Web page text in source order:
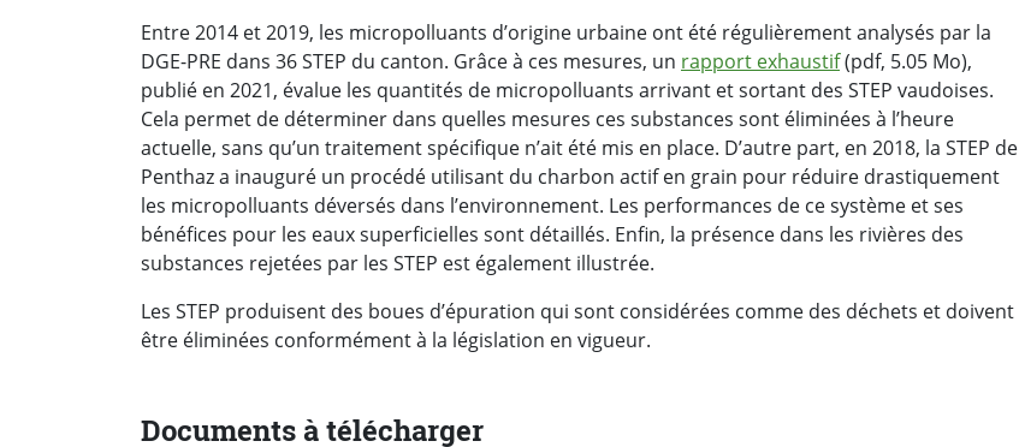
Entre 2014 et 2019, les micropolluants d’origine urbaine ont été régulièrement analysés par la
DGE-PRE dans 36 STEP du canton. Grâce à ces mesures, un rapport exhaustif(pdf, 5.05 Mo),
publié en 2021, évalue les quantités de micropolluants arrivant et sortant des STEP vaudoises.
Cela permet de déterminer dans quelles mesures ces substances sont éliminées à l’heure
actuelle, sans qu’un traitement spécifique n’ait été mis en place. D’autre part, en 2018, la STEP de
Penthaz a inauguré un procédé utilisant du charbon actif en grain pour réduire drastiquement
les micropolluants déversés dans l’environnement. Les performances de ce système et ses
bénéfices pour les eaux superficielles sont détaillés. Enfin, la présence dans les rivières des
substances rejetées par les STEP est également illustrée.
Les STEP produisent des boues d’épuration qui sont considérées comme des déchets et doivent
être éliminées conformément à la législation en vigueur.
Documents à télécharger